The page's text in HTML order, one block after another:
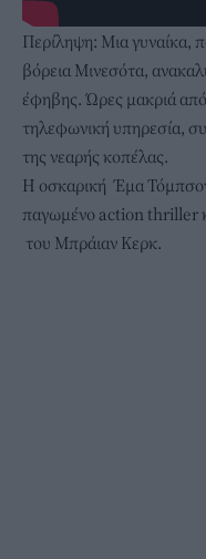
Περίληψη: Μια γυναίκα,
βόρεια Μινεσότα,
έφηβης. Ώρες μακριά
τηλεφωνική υπηρεσία,
της νεαρής κοπέλας.
Η οσκαρική Έμα Τόμπσον
παγωμένο action thriller
του Μπράιαν Κερκ.